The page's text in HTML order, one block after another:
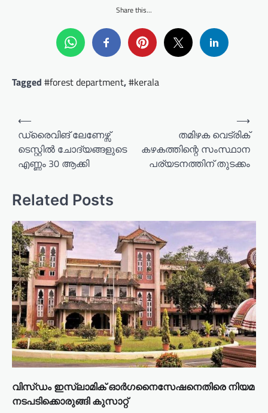
Share this...
Tagged #forest department,#kerala
n
a
v
i
g
a
t
i
o
n
⟵
ഡ്രൈവിങ് ലേണേഴ്സ്
ടെസ്റ്റിൽ ചോദ്യങ്ങളുടെ
എണ്ണം 30 ആക്കി
തമിഴക വെട്രിക്
കഴകത്തിന്റെ സംസ്ഥാന
പര്യടനത്തിന് തുടക്കം
⟶
Related Posts
വിസ്ഡം ഇസ്ലാമിക് ഓർഗനൈസേഷനെതിരെ നിയമ
നടപടിക്കൊരുങ്ങി കുസാറ്റ്